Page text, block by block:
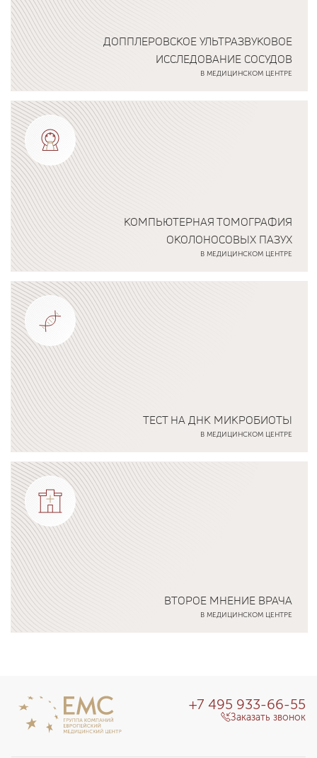
ДОППЛЕРОВСКОЕ УЛЬТРАЗВУКОВОЕ
ИССЛЕДОВАНИЕ СОСУДОВ
В МЕДИЦИНСКОМ ЦЕНТРЕ
Подробнее о программе
КОМПЬЮТЕРНАЯ ТОМОГРАФИЯ
ОКОЛОНОСОВЫХ ПАЗУХ
В МЕДИЦИНСКОМ ЦЕНТРЕ
Подробнее о программе
ТЕСТ НА ДНК МИКРОБИОТЫ
В МЕДИЦИНСКОМ ЦЕНТРЕ
Подробнее о программе
ВТОРОЕ МНЕНИЕ ВРАЧА
В МЕДИЦИНСКОМ ЦЕНТРЕ
+7 495 933-66-55
Заказать звонок